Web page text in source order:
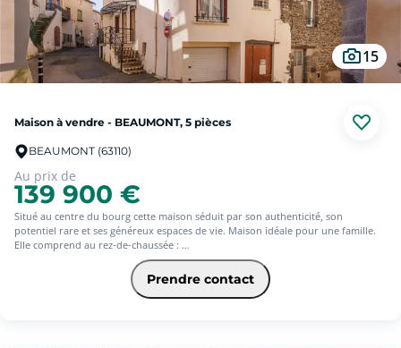
15
Maison à vendre - BEAUMONT, 5 pièces
BEAUMONT (63110)
Au prix de
139 900 €
Situé au centre du bourg cette maison séduit par son authenticité, son
potentiel rare et ses généreux espaces de vie. Maison idéale pour une famille.
Elle comprend au rez-de-chaussée :
un hall d'accueil qui distribue un séjour, une cuisine, des rangements , un
bureau, une chambre, une salle d'eau avec wc.
Au 1er étage : un salon, 2 chambres, une salle d'eau avec wc.
Au 2ème étage : une chambre , un grenier.
Prendre contact